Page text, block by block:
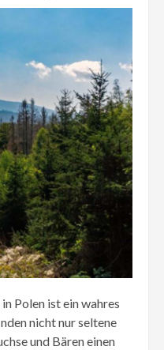
Polen ist ein wahres
nicht nur seltene
und Bären einen